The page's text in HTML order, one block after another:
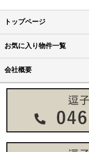
トップページ
お気に入り物件一覧
会社概要